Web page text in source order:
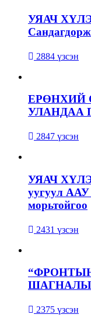
УЯАЧ
2884 үзсэн
ЕРӨНХИЙ
УЛАНДАА
2847 үзсэн
УЯАЧ
уугуул ААУ
морьтойгоо
2431 үзсэн
2375 үзсэн